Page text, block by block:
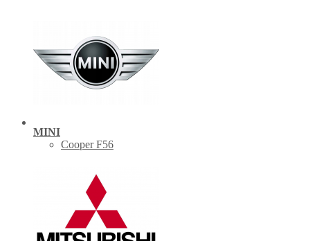
MINI
Cooper F56